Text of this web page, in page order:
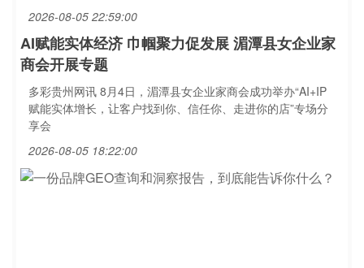
2026-08-05 22:59:00
AI赋能实体经济 巾帼聚力促发展 湄潭县女企业家
商会开展专题
多彩贵州网讯 8月4日，湄潭县女企业家商会成功举办“AI+IP
赋能实体增长，让客户找到你、信任你、走进你的店”专场分
享会
2026-08-05 18:22:00